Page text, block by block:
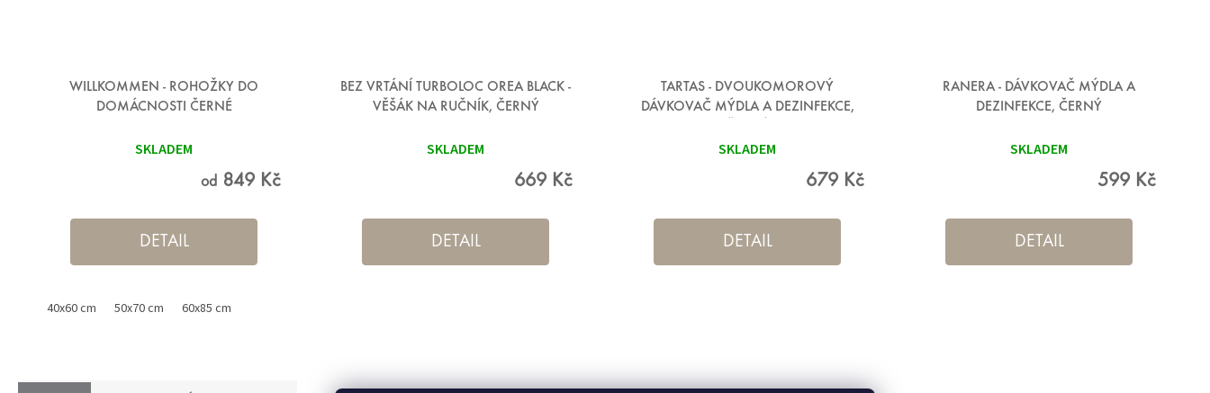
WILLKOMMEN - ROHOŽKY DO
DOMÁCNOSTI ČERNÉ
SKLADEM
od 849 Kč
DETAIL
40x60 cm 50x70 cm 60x85 cm
BEZ VRTÁNÍ TURBOLOC OREA BLACK -
VĚŠÁK NA RUČNÍK, ČERNÝ
SKLADEM
669 Kč
DETAIL
TARTAS - DVOUKOMOROVÝ
DÁVKOVAČ MÝDLA A DEZINFEKCE,
SKLADEM
679 Kč
DETAIL
RANERA - DÁVKOVAČ MÝDLA A
DEZINFEKCE, ČERNÝ
SKLADEM
599 Kč
DETAIL